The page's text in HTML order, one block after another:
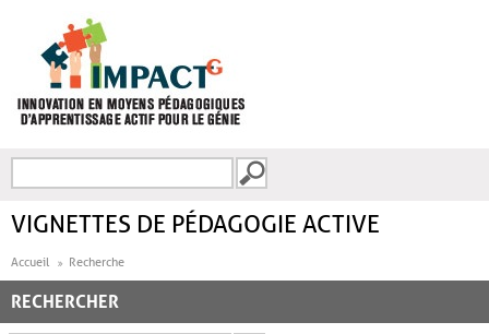
FORMULAIRE DE
VIGNETTES DE PÉDAGOGIE ACTIVE
Accueil Recherche
RECHERCHER